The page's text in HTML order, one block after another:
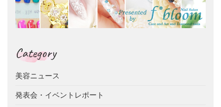
Category
美容ニュース
発表会・イベントレポート